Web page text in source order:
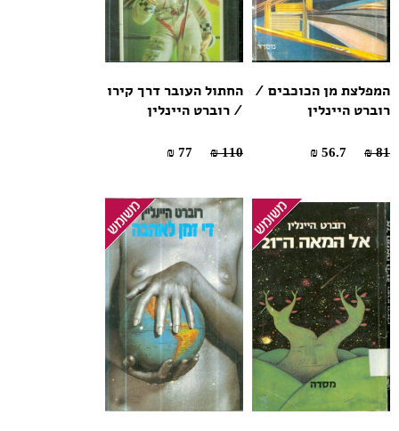
המפלצת מן הכוכבים /
רוברט היינלין
81 ₪
החתול העובר דרך קירו
/ רוברט היינלין
110 ₪